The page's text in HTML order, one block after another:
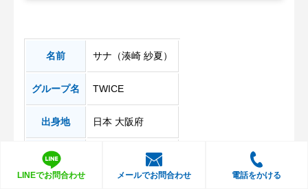
名前 サナ（湊崎 紗夏）
グループ名 TWICE
出身地 日本 大阪府
生年月日 1996年12月29日
笑顔が絶えない明るい性格と、誰もが虜になる愛嬌
LINEでお問合わせ メールでお問合わせ 電話をかける